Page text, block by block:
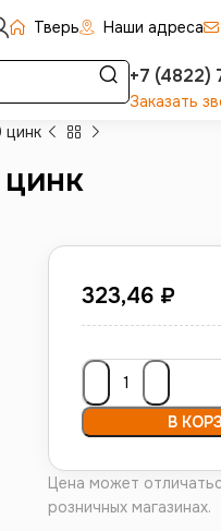
Тверь Наши адреса
+7 (4822)
Заказать
цинк
323,46 ₽
В
Цена может
розничных магазинах.